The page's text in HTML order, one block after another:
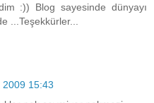
:)) Blog sayesinde dünyayı
...Teşekkürler...
2009 15:43